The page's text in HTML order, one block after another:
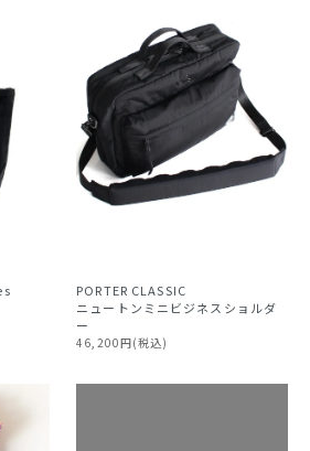
PORTER CLASSIC
ニュートンミニビジネスショルダ
ー
46,200円(税込)